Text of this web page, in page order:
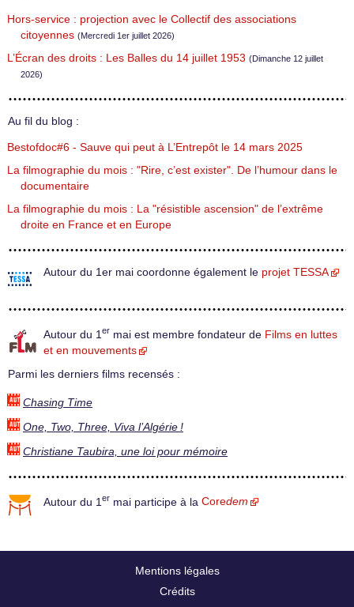
Hors-service : projection avec le Collectif des associations
citoyennes (Mercredi 1er juillet 2026)
L’Écran des droits : Les Balles du 14 juillet 1953 (Dimanche 12 juillet
2026)
Au fil du blog :
Bestofdoc#6 - Sauve qui peut à L’Entrepôt le 14 mars 2025
La filmographie du mois : "Rire, c’est exister". De l’humour dans le
documentaire
La filmographie du mois : La "résistible ascension" de l’extrême
droite en France et en Europe
Autour du 1er mai coordonne également le projet TESSA
Autour du 1 er mai est membre fondateur de Films en luttes
et en mouvements
Parmi les derniers films recensés :
Chasing Time
One, Two, Three, Viva l’Algérie !
Christiane Taubira, une loi pour mémoire
Autour du 1 er mai participe à la Coredem
Mentions légales
Crédits